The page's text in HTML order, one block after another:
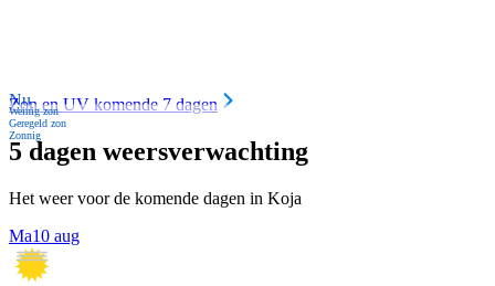
Nu
Weinig zon
Geregeld zon
Zonnig
Zon en UV komende 7 dagen
5 dagen weersverwachting
Het weer voor de komende dagen in Koja
Ma10 aug